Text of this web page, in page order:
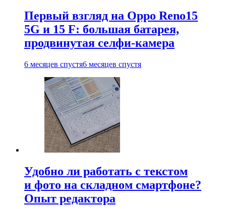
Первый взгляд на Oppo Reno15
5G и 15 F: большая батарея,
продвинутая селфи-камера
6 месяцев спустя6 месяцев спустя
Удобно ли работать с текстом
и фото на складном смартфоне?
Опыт редактора